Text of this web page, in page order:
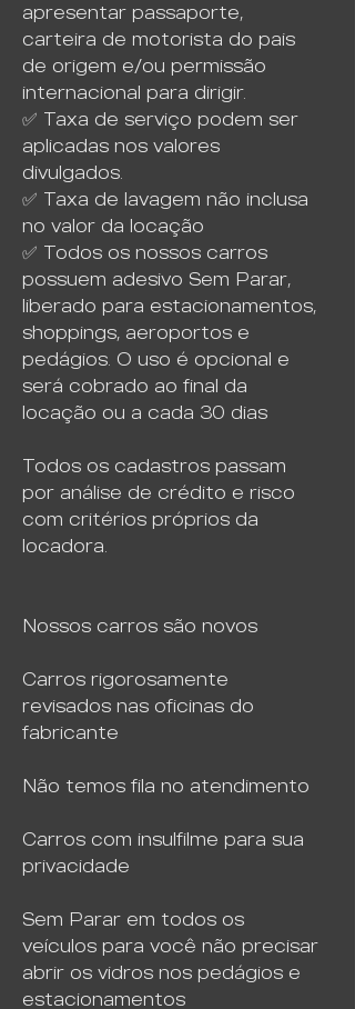
apresentar passaporte,
carteira de motorista do pais
de origem e/ou permissão
internacional para dirigir.
✅ Taxa de serviço podem ser
aplicadas nos valores
divulgados.
✅ Taxa de lavagem não inclusa
no valor da locação
✅ Todos os nossos carros
possuem adesivo Sem Parar,
liberado para estacionamentos,
shoppings, aeroportos e
pedágios. O uso é opcional e
será cobrado ao final da
locação ou a cada 30 dias
Todos os cadastros passam
por análise de crédito e risco
com critérios próprios da
locadora.
Nossos carros são novos
Carros rigorosamente
revisados nas oficinas do
fabricante
Não temos fila no atendimento
Carros com insulfilme para sua
privacidade
Sem Parar em todos os
veículos para você não precisar
abrir os vidros nos pedágios e
estacionamentos